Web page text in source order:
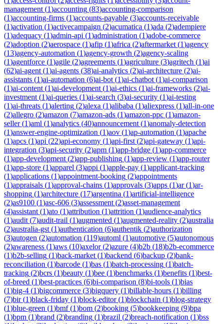
management (1)accounting (83)accounting-comparison
(1)accounting-firms (1)accounts-payable (3)accounts-receivable
(1)activation (1)activecampaign (2)acumatica (1)ada (2)adempiere
(1)adequacy (1)admin-api (1)administration (1)adobe-commerce
(2)adoption (2)aerospace (1)afip (1)africa (2)aftermarket (1)agency
(13)agency-automation (1)agency-growth (2)agency-scaling
(1)agentforce (1)agile (2)agreements (1)agriculture (3)agritech (1)ai
(62)ai-agent (1)ai-agents (38)ai-analytics (2)ai-architecture (2)ai-
assistants (1)ai-automation (6)ai-bot (1)ai-chatbot (1)ai-comparison
(1)ai-content (1)ai-development (1)ai-ethics (1)ai-frameworks (2)ai-
investment (1)ai-queries (1)ai-search (3)ai-security (1)ai-testing
(1)ai-threats (1)alerting (2)alexa (1)alibaba (1)aliexpress (1)all-in-one
(2)allegro (2)amazon (7)amazon-ads (1)amazon-ppc (1)amazon-
seller(1)aml (1)analytics (40)announcement (1)anomaly-detection
(1)answer-engine-optimization (1)aov (1)ap-automation (1)apache
(1)apcs (1)api (22)api-economy (1)api-first (2)api-gateway (1)api-
integration (3)api-security (2)apm (1)app-bridge (1)app-commerce
(1)app-development (2)app-publishing (1)app-review (1)app-router
(1)app-store (1)apparel (3)appi (1)apple-pay (1)applicant-tracking
(1)applications (1)appointment-booking (2)appointments
(1)appraisals (1)approval-chains (1)approvals (3)apps (1)ar(1)ar-
shopping (1)architecture (17)argentina (1)artificial-intelligence
(2)as9100 (1)asc-606 (3)assessment (2)asset-management
(4)assistant (1)ato (1)attribution (1)attrition (1)audience-analytics
(1)audit (7)audit-trail (1)augmented (1)augmented-reality (2)australia
(2)australia-gst (1)authentication (6)authentik (2)authorization
(3)autogen (2)automation (119)automl (1)automotive (5)autonomous
(2)awareness (1)aws (10)axelor(2)azure (4)b2b (18)b2b-ecommerce
(1)b2b-selling (1)back-market (1)backend (6)backup (2)bank-
reconciliation (1)barcode (1)bas (1)batch-processing (1)batch-
tracking (2)bcrs (1)beauty (1)bee (1)benchmarks (1)benefits (1)best-
of-breed (1)best-practices (6)bi-comparison (8)bi-tools (1)bias
(1)big-4 (1)bigcommerce (3)bigquery (1)billable-hours (1)billing
(7)bir(1)black-friday (1)block-editor(1)blockchain (1)blog-strategy
(1)blue-green (1)bmf(1)bom (2)booking (5)bookkeeping (9)bpa
(1)bpm (1)brand (2)branding (1)brazil (2)breach-notification (1)bss